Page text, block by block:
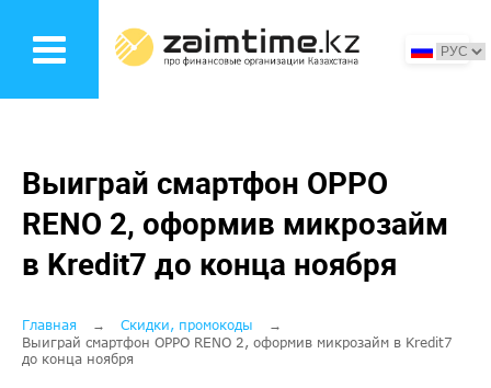
основному
Выиграй смартфон OPPO
RENO 2, оформив микрозайм
в Kredit7 до конца ноября
Строка
навигации
Главная
Скидки, промокоды
Выиграй смартфон OPPO RENO 2, оформив микрозайм в Kredit7
до конца ноября